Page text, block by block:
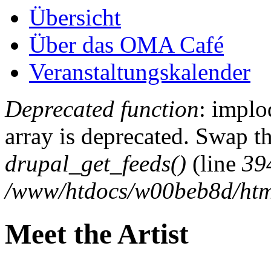
Übersicht
Über das OMA Café
Veranstaltungskalender
Fehlermeldung
Deprecated function:
array is deprecated. Swap
drupal_get_feeds() (line
/www/htdocs/w00beb8d/
Meet the Artist